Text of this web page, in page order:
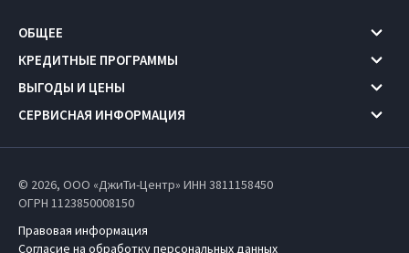
ОБЩЕЕ
КРЕДИТНЫЕ ПРОГРАММЫ
ВЫГОДЫ И ЦЕНЫ
СЕРВИСНАЯ ИНФОРМАЦИЯ
© 2026, ООО «ДжиТи-Центр» ИНН 3811158450
ОГРН 1123850008150
Правовая информация
Согласие на обработку персональных данных